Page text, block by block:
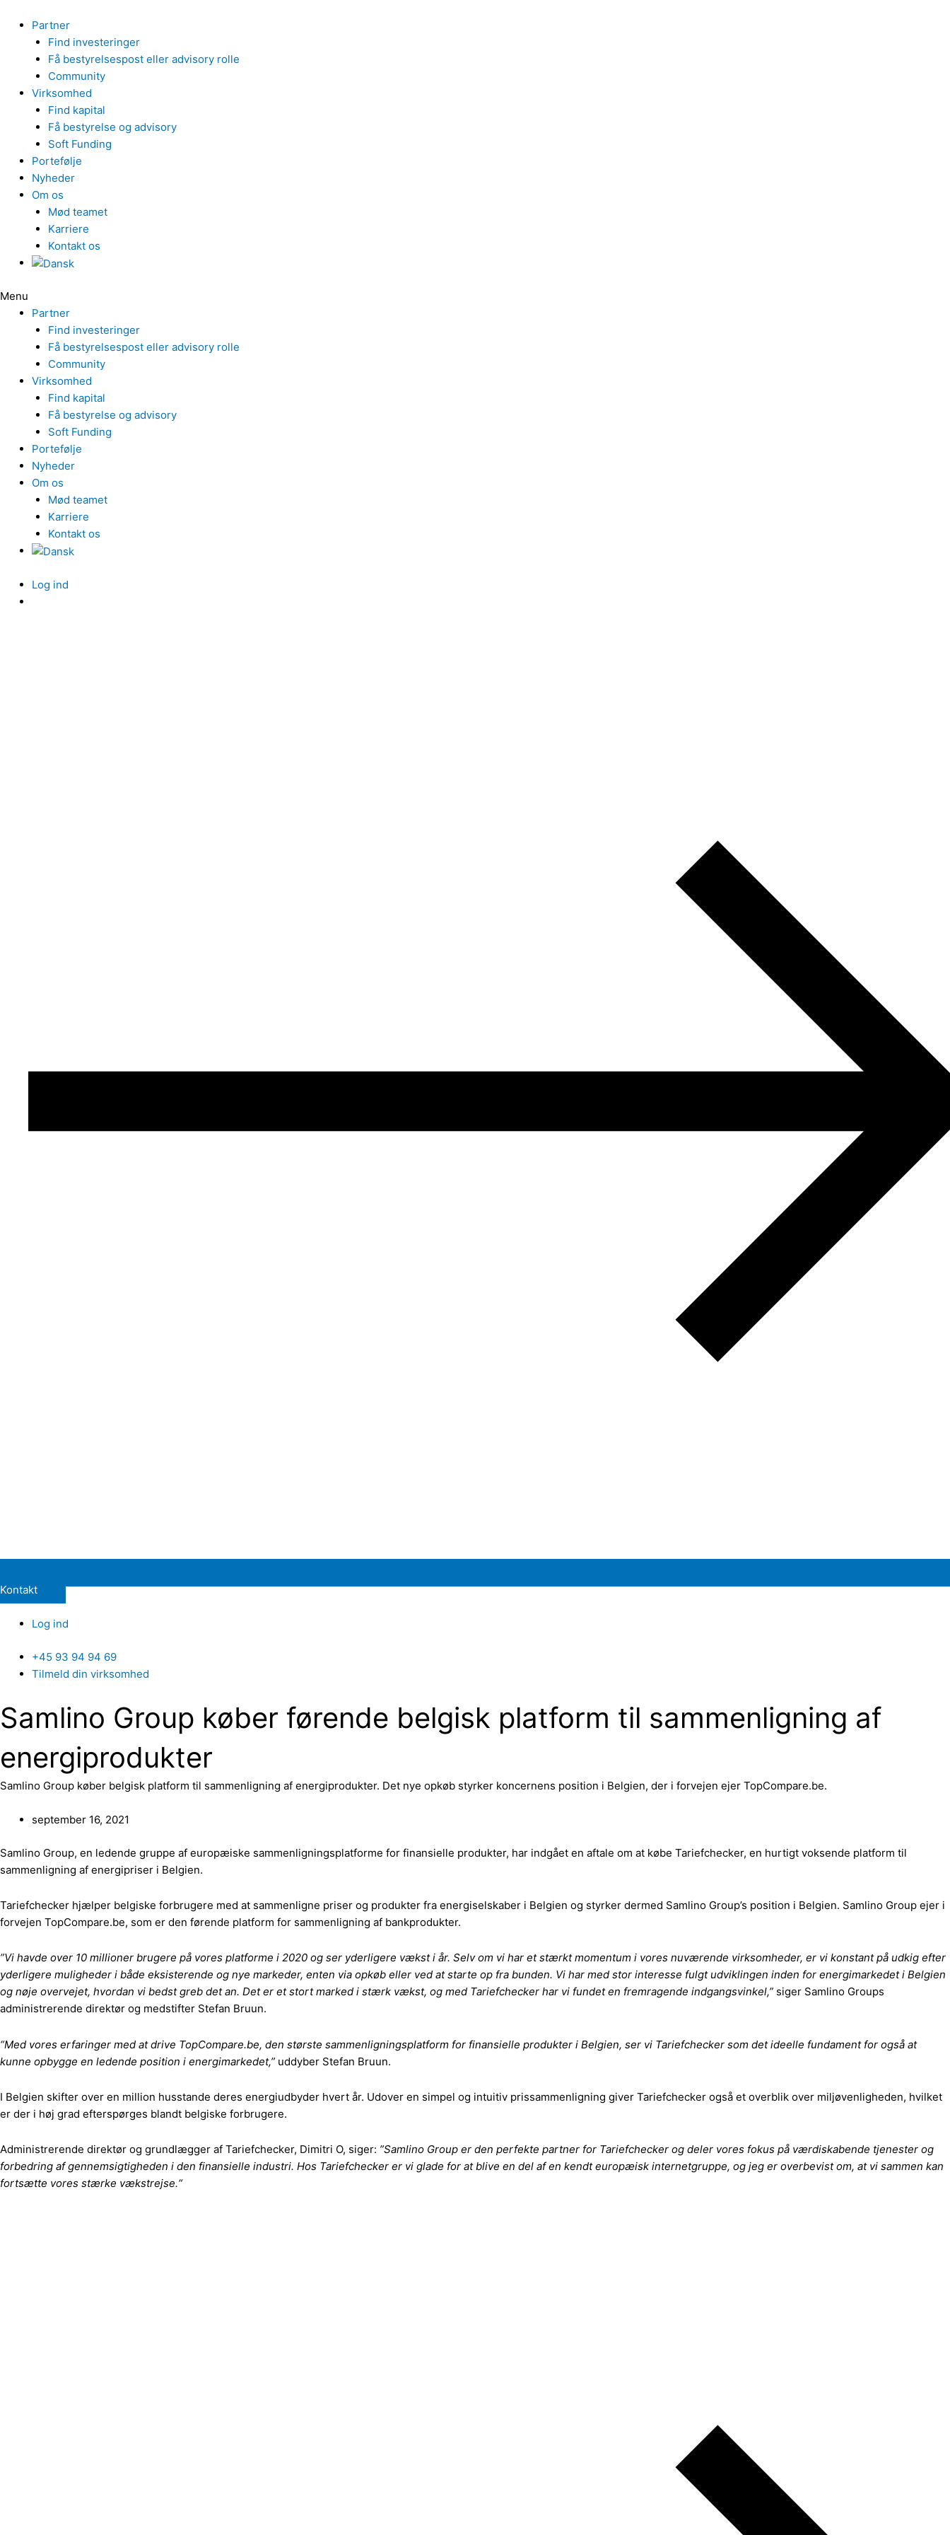
indholdet
Partner
Find investeringer
Få bestyrelsespost eller advisory rolle
Community
Virksomhed
Find kapital
Få bestyrelse og advisory
Soft Funding
Portefølje
Nyheder
Om os
Mød teamet
Karriere
Kontakt os
Menu
Partner
Find investeringer
Få bestyrelsespost eller advisory rolle
Community
Virksomhed
Find kapital
Få bestyrelse og advisory
Soft Funding
Portefølje
Nyheder
Om os
Mød teamet
Karriere
Kontakt os
Log ind
Kontakt
Log ind
+45 93 94 94 69
Tilmeld din virksomhed
Samlino Group køber førende belgisk platform til sammenligning af
energiprodukter
Samlino Group køber belgisk platform til sammenligning af energiprodukter. Det nye opkøb styrker koncernens position i Belgien, der i forvejen ejer TopCompare.be.
september 16, 2021
Samlino Group, en ledende gruppe af europæiske sammenligningsplatforme for finansielle produkter, har indgået en aftale om at købe Tariefchecker, en hurtigt voksende platform til
sammenligning af energipriser i Belgien.
Tariefchecker hjælper belgiske forbrugere med at sammenligne priser og produkter fra energiselskaber i Belgien og styrker dermed Samlino Group’s position i Belgien. Samlino Group ejer i
forvejen TopCompare.be, som er den førende platform for sammenligning af bankprodukter.
”Vi havde over 10 millioner brugere på vores platforme i 2020 og ser yderligere vækst i år. Selv om vi har et stærkt momentum i vores nuværende virksomheder, er vi konstant på udkig efter
yderligere muligheder i både eksisterende og nye markeder, enten via opkøb eller ved at starte op fra bunden. Vi har med stor interesse fulgt udviklingen inden for energimarkedet i Belgien
og nøje overvejet, hvordan vi bedst greb det an. Det er et stort marked i stærk vækst, og med Tariefchecker har vi fundet en fremragende indgangsvinkel,” siger Samlino Groups
administrerende direktør og medstifter Stefan Bruun.
“Med vores erfaringer med at drive TopCompare.be, den største sammenligningsplatform for finansielle produkter i Belgien, ser vi Tariefchecker som det ideelle fundament for også at
kunne opbygge en ledende position i energimarkedet,” uddyber Stefan Bruun.
I Belgien skifter over en million husstande deres energiudbyder hvert år. Udover en simpel og intuitiv prissammenligning giver Tariefchecker også et overblik over miljøvenligheden, hvilket
er der i høj grad efterspørges blandt belgiske forbrugere.
Administrerende direktør og grundlægger af Tariefchecker, Dimitri O, siger: ”Samlino Group er den perfekte partner for Tariefchecker og deler vores fokus på værdiskabende tjenester og
forbedring af gennemsigtigheden i den finansielle industri. Hos Tariefchecker er vi glade for at blive en del af en kendt europæisk internetgruppe, og jeg er overbevist om, at vi sammen kan
fortsætte vores stærke vækstrejse.“